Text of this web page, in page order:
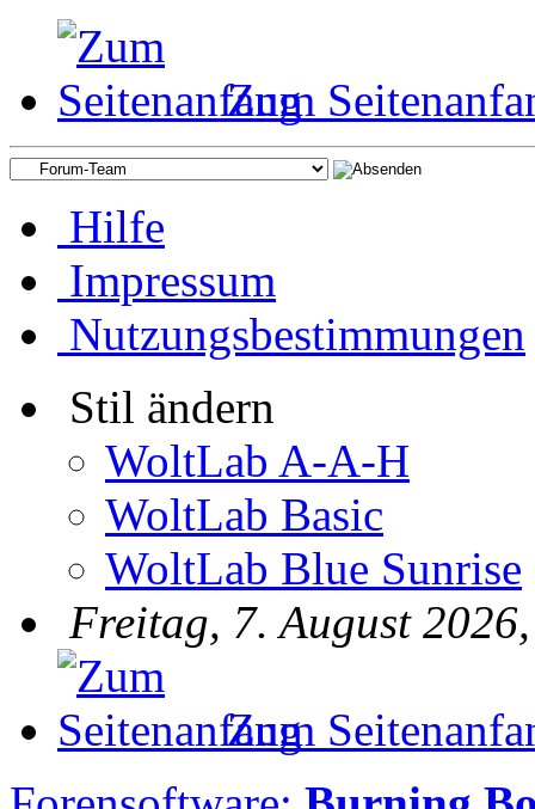
Zum
Hilfe
Impressum
Nutzungsbestimmungen
Stil ändern
WoltLab A-A-H
WoltLab Basic
WoltLab Blue Sunrise
Freitag, 7. August
Zum